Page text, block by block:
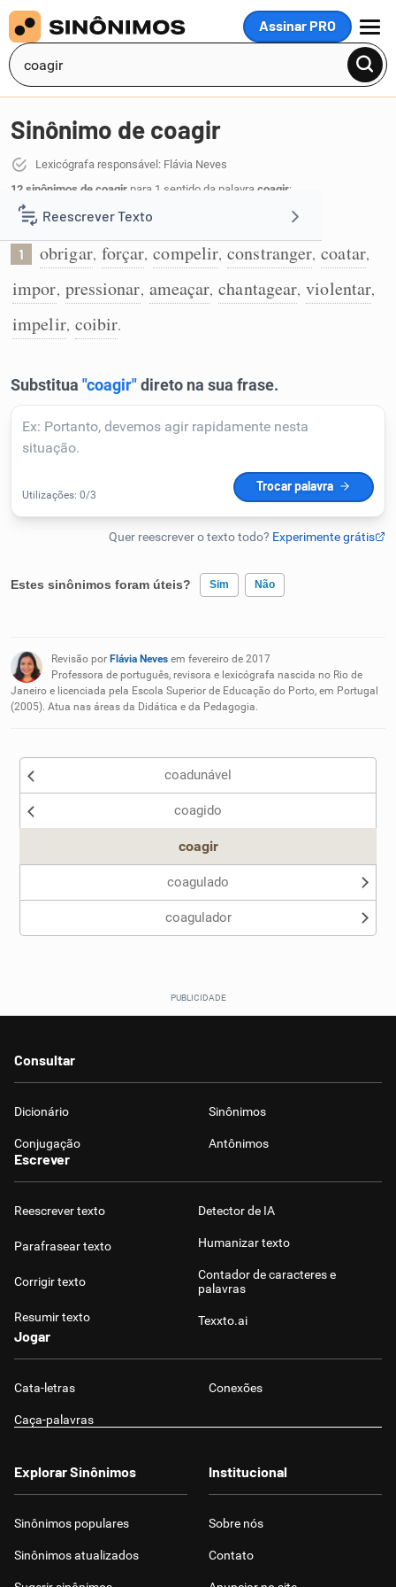
Assinar PRO
MENU
Reescrever Texto
Resumir Texto
Corrigir Texto
Humanizador de IA
Cata-letras
Dicionário
Sinônimos
Sinônimo de coagir
Lexicógrafa responsável: Flávia Neves
12 sinônimos de coagir para 1 sentido da palavra coagir:
Obrigar alguém a fazer alguma coisa:
1 obrigar, forçar, compelir, constranger, coatar,
impor, pressionar, ameaçar, chantagear, violentar,
impelir, coibir.
Estes sinônimos foram úteis? Sim Não
Nenhum dos sinônimos apresentados me ajudou
Outro
Revisão por Flávia Neves em fevereiro de 2017
Professora de português, revisora e lexicógrafa nascida no Rio de
Janeiro e licenciada pela Escola Superior de Educação do Porto, em Portugal
(2005). Atua nas áreas da Didática e da Pedagogia.
coadunável
coagido
coagir
coagulado
coagulador
Consultar
Dicionário Sinônimos
Conjugação Antônimos
Escrever
Reescrever texto
Parafrasear texto
Corrigir texto
Resumir texto
Detector de IA
Humanizar texto
Contador de caracteres e
palavras
Texxto.ai
Jogar
Cata-letras Conexões
Caça-palavras
Explorar Sinônimos
Sinônimos populares
Sinônimos atualizados
Institucional
Sobre nós
Contato